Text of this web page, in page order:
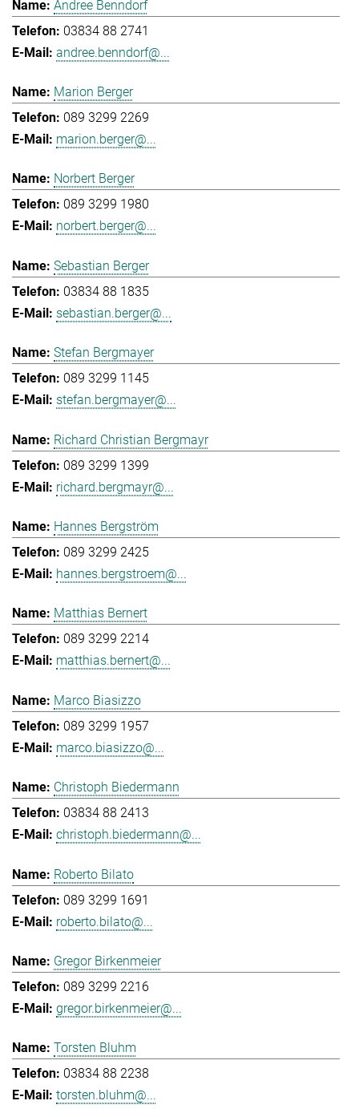
Andree Benndorf
03834 88 2741
andree.benndorf@...
Marion Berger
089 3299 2269
marion.berger@...
Norbert Berger
089 3299 1980
norbert.berger@...
Sebastian Berger
03834 88 1835
sebastian.berger@...
Stefan Bergmayer
089 3299 1145
stefan.bergmayer@...
Richard Christian Bergmayr
089 3299 1399
richard.bergmayr@...
Hannes Bergström
089 3299 2425
hannes.bergstroem@...
Matthias Bernert
089 3299 2214
matthias.bernert@...
Marco Biasizzo
089 3299 1957
marco.biasizzo@...
Christoph Biedermann
03834 88 2413
christoph.biedermann@...
Roberto Bilato
089 3299 1691
roberto.bilato@...
Gregor Birkenmeier
089 3299 2216
gregor.birkenmeier@...
Torsten Bluhm
03834 88 2238
torsten.bluhm@...